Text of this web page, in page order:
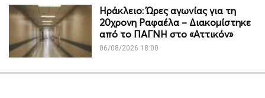
Ηράκλειο: Ώρες αγωνίας για τη
20χρονη Ραφαέλα – Διακομίστηκε
από το ΠΑΓΝΗ στο «Αττικόν»
06/08/2026 18:00